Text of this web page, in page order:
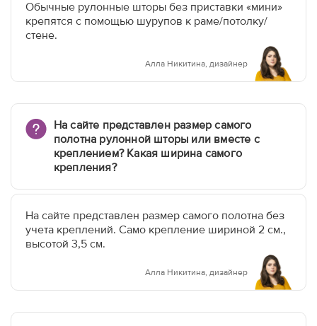
Обычные рулонные шторы без приставки «мини»
крепятся с помощью шурупов к раме/потолку/
стене.
Алла Никитина, дизайнер
На сайте представлен размер самого
полотна рулонной шторы или вместе с
креплением? Какая ширина самого
крепления?
На сайте представлен размер самого полотна без
учета креплений. Само крепление шириной 2 см.,
высотой 3,5 см.
Алла Никитина, дизайнер